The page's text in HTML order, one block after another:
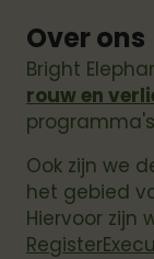
Over ons
Bright
rouw en
Ook zijn we
het gebied
Hiervoor zijn